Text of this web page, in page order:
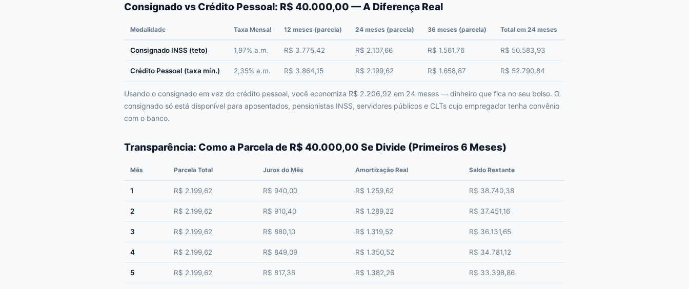
Consignado vs Crédito Pessoal: R$ 40.000,00 — A Diferença Real
Modalidade Taxa Mensal 12 meses (parcela) 24 meses (parcela) 36 meses (parcela) Total em 24 meses
Consignado INSS (teto) 1,97% a.m. R$ 3.775,42 R$ 2.107,66 R$ 1.561,76 R$ 50.583,93
Crédito Pessoal (taxa mín.) 2,35% a.m. R$ 3.864,15 R$ 2.199,62 R$ 1.658,87 R$ 52.790,84
Usando o consignado em vez do crédito pessoal, você economiza R$ 2.206,92 em 24 meses — dinheiro que fica no seu bolso. O
consignado só está disponível para aposentados, pensionistas INSS, servidores públicos e CLTs cujo empregador tenha convênio
com o banco.
Transparência: Como a Parcela de R$ 40.000,00 Se Divide (Primeiros 6 Meses)
Mês Parcela Total Juros do Mês Amortização Real Saldo Restante
1 R$ 2.199,62 R$ 940,00 R$ 1.259,62 R$ 38.740,38
2 R$ 2.199,62 R$ 910,40 R$ 1.289,22 R$ 37.451,16
3 R$ 2.199,62 R$ 880,10 R$ 1.319,52 R$ 36.131,65
4 R$ 2.199,62 R$ 849,09 R$ 1.350,52 R$ 34.781,12
5 R$ 2.199,62 R$ 817,36 R$ 1.382,26 R$ 33.398,86